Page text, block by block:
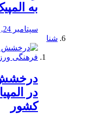
به
سپتامبر 24, 2019
شنا
درخشش
در
کشور